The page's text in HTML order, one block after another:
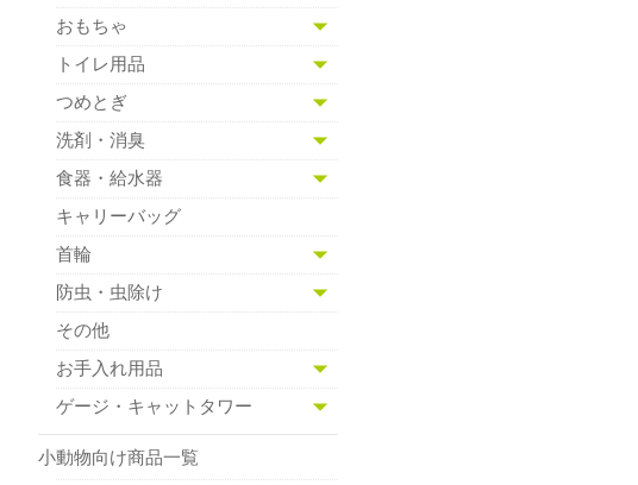
おもちゃ
トイレ用品
つめとぎ
洗剤・消臭
食器・給水器
キャリーバッグ
首輪
防虫・虫除け
その他
お手入れ用品
ゲージ・キャットタワー
小動物向け商品一覧